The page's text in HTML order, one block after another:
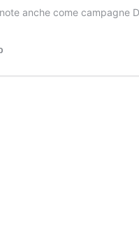
anche come campagne